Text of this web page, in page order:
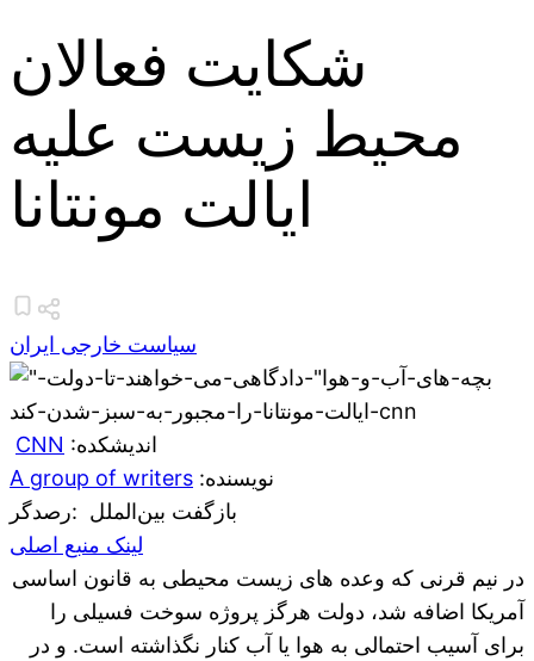
شکایت فعالان
محیط زیست علیه
ایالت مونتانا
سیاست خارجی ایران
CNN
:اندیشکده
A group of writers :نویسنده
بازگفت بین‌الملل :رصدگر
لینک منبع اصلی
در نیم قرنی که وعده های زیست محیطی به قانون اساسی
آمریکا اضافه شد، دولت هرگز پروژه سوخت فسیلی را
برای آسیب احتمالی به هوا یا آب کنار نگذاشته است. و در